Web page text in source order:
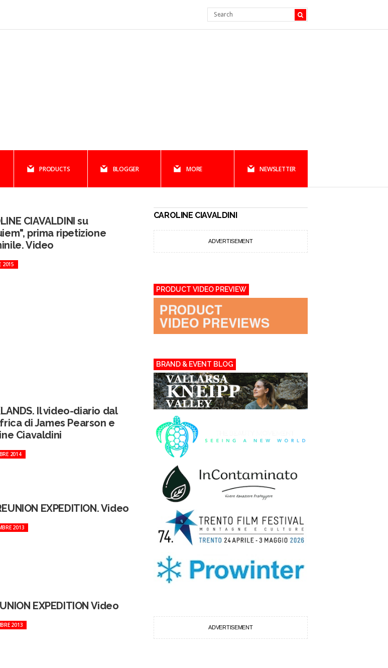
PRODUCTS BLOGGER MORE NEWSLETTER
CIAVALDINI su
prima ripetizione
Video
2015
Il video-diario dal
di James Pearson e
Ciavaldini
2014
EXPEDITION. Video
2013
EXPEDITION Video
2013
CAROLINE CIAVALDINI
ADVERTISEMENT
PRODUCT VIDEO PREVIEW
BRAND & EVENT BLOG
ADVERTISEMENT